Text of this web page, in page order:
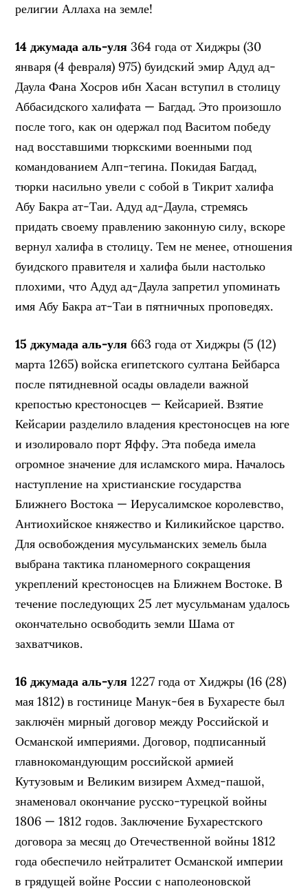
религии Аллаха на земле!
14 джумада аль-уля 364 года от Хиджры (30
января (4 февраля) 975) буидский эмир Адуд ад-
Даула Фана Хосров ибн Хасан вступил в столицу
Аббасидского халифата — Багдад. Это произошло
после того, как он одержал под Васитом победу
над восставшими тюркскими военными под
командованием Алп-тегина. Покидая Багдад,
тюрки насильно увели с собой в Тикрит халифа
Абу Бакра ат-Таи. Адуд ад-Даула, стремясь
придать своему правлению законную силу, вскоре
вернул халифа в столицу. Тем не менее, отношения
буидского правителя и халифа были настолько
плохими, что Адуд ад-Даула запретил упоминать
имя Абу Бакра ат-Таи в пятничных проповедях.
15 джумада аль-уля 663 года от Хиджры (5 (12)
марта 1265) войска египетского султана Бейбарса
после пятидневной осады овладели важной
крепостью крестоносцев — Кейсарией. Взятие
Кейсарии разделило владения крестоносцев на юге
и изолировало порт Яффу. Эта победа имела
огромное значение для исламского мира. Началось
наступление на христианские государства
Ближнего Востока — Иерусалимское королевство,
Антиохийское княжество и Киликийское царство.
Для освобождения мусульманских земель была
выбрана тактика планомерного сокращения
укреплений крестоносцев на Ближнем Востоке. В
течение последующих 25 лет мусульманам удалось
окончательно освободить земли Шама от
захватчиков.
16 джумада аль-уля 1227 года от Хиджры (16 (28)
мая 1812) в гостинице Манук-бея в Бухаресте был
заключён мирный договор между Российской и
Османской империями. Договор, подписанный
главнокомандующим российской армией
Кутузовым и Великим визирем Ахмед-пашой,
знаменовал окончание русско-турецкой войны
1806 — 1812 годов. Заключение Бухарестского
договора за месяц до Отечественной войны 1812
года обеспечило нейтралитет Османской империи
в грядущей войне России с наполеоновской